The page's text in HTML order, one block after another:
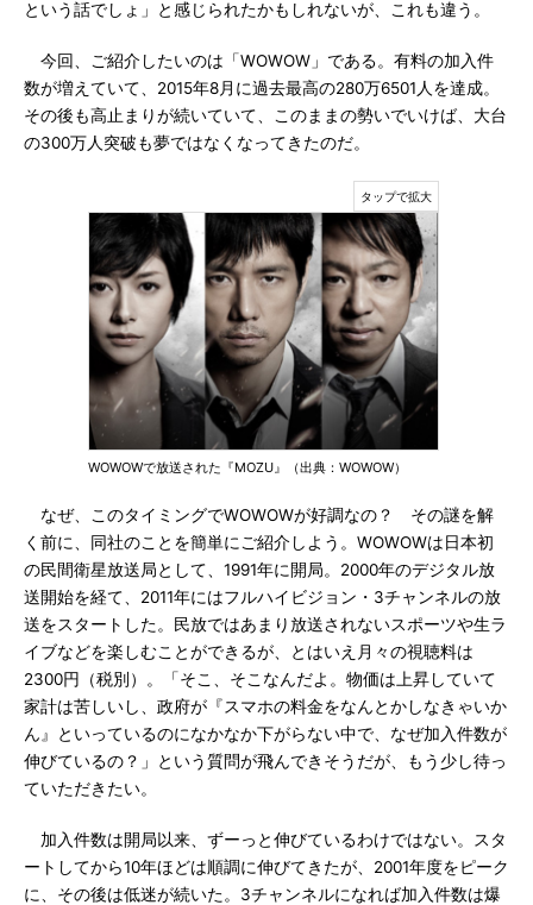
という話でしょ」と感じられたかもしれないが、これも違う。
今回、ご紹介したいのは「WOWOW」である。有料の加入件
数が増えていて、2015年8月に過去最高の280万6501人を達成。
その後も高止まりが続いていて、このままの勢いでいけば、大台
の300万人突破も夢ではなくなってきたのだ。
WOWOWで放送された『MOZU』（出典：WOWOW）
なぜ、このタイミングでWOWOWが好調なの？ その謎を解
く前に、同社のことを簡単にご紹介しよう。WOWOWは日本初
の民間衛星放送局として、1991年に開局。2000年のデジタル放
送開始を経て、2011年にはフルハイビジョン・3チャンネルの放
送をスタートした。民放ではあまり放送されないスポーツや生ラ
イブなどを楽しむことができるが、とはいえ月々の視聴料は
2300円（税別）。「そこ、そこなんだよ。物価は上昇していて
家計は苦しいし、政府が『スマホの料金をなんとかしなきゃいか
ん』といっているのになかなか下がらない中で、なぜ加入件数が
伸びているの？」という質問が飛んできそうだが、もう少し待っ
ていただきたい。
加入件数は開局以来、ずーっと伸びているわけではない。スタ
ートしてから10年ほどは順調に伸びてきたが、2001年度をピーク
に、その後は低迷が続いた。3チャンネルになれば加入件数は爆